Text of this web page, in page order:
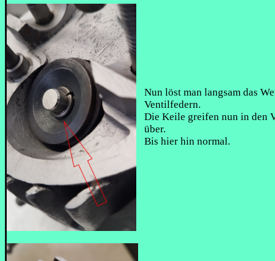
Nun löst man langsam das
Ventilfedern.
Die Keile greifen nun in den
über.
Bis hier hin normal.